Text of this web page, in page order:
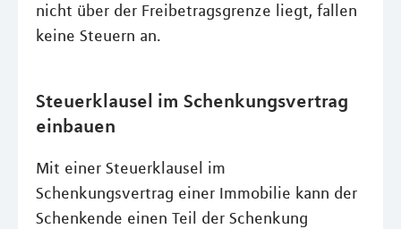
nicht über der Freibetragsgrenze liegt, fallen
keine Steuern an.
Steuerklausel im Schenkungsvertrag
einbauen
Mit einer Steuerklausel im
Schenkungsvertrag einer Immobilie kann der
Schenkende einen Teil der Schenkung